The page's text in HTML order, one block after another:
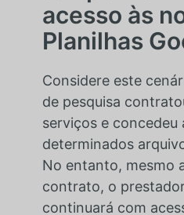
acesso às
Planilhas
Considere este
de pesquisa
serviços e concedeu
determinados
No entanto, mesmo
contrato, o
continuará com